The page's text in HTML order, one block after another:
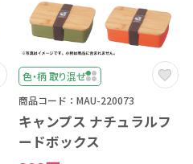
色・柄 取り混ぜ
商品コード：MAU-220073
キャンプス ナチュラルフ
ードボックス